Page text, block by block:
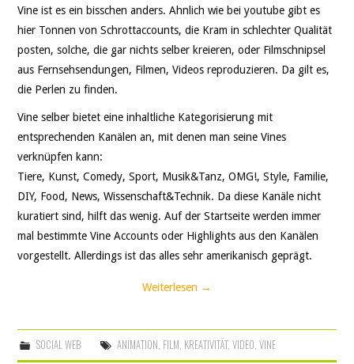
Vine ist es ein bisschen anders. Ahnlich wie bei youtube gibt es
hier Tonnen von Schrottaccounts, die Kram in schlechter Qualität
posten, solche, die gar nichts selber kreieren, oder Filmschnipsel
aus Fernsehsendungen, Filmen, Videos reproduzieren. Da gilt es,
die Perlen zu finden.
Vine selber bietet eine inhaltliche Kategorisierung mit
entsprechenden Kanälen an, mit denen man seine Vines
verknüpfen kann:
Tiere, Kunst, Comedy, Sport, Musik&Tanz, OMG!, Style, Familie,
DIY, Food, News, Wissenschaft&Technik. Da diese Kanäle nicht
kuratiert sind, hilft das wenig. Auf der Startseite werden immer
mal bestimmte Vine Accounts oder Highlights aus den Kanälen
vorgestellt. Allerdings ist das alles sehr amerikanisch geprägt.
Weiterlesen →
SOCIAL WEB ANIMATION FILM KREATIVITÄT, VIDEO VINE